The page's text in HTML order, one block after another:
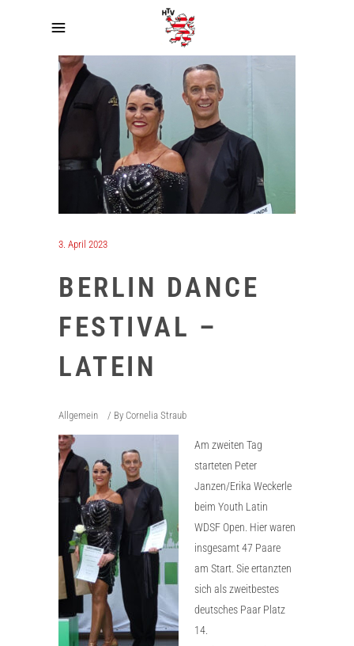
3. April 2023
BERLIN DANCE
FESTIVAL –
LATEIN
Allgemein By Cornelia Straub
Am zweiten Tag
starteten Peter
Janzen/Erika Weckerle
beim Youth Latin
WDSF Open. Hier waren
insgesamt 47 Paare
am Start. Sie ertanzten
sich als zweitbestes
deutsches Paar Platz
14.